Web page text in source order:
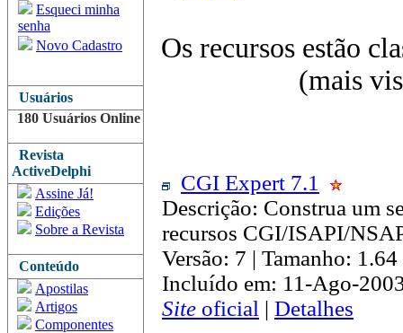
Esqueci minha
senha
Novo Cadastro
Usuários
180 Usuários Online
Revista
ActiveDelphi
Assine Já!
Edições
Sobre a Revista
Conteúdo
Apostilas
Artigos
Componentes
Os recursos estão
(mais
CGI Expert 7.1
Descrição: Construa um
recursos CGI/ISAPI/
Versão: 7 | Tamanho:
Incluído em: 11-Ago-
Site oficial | Detalhes